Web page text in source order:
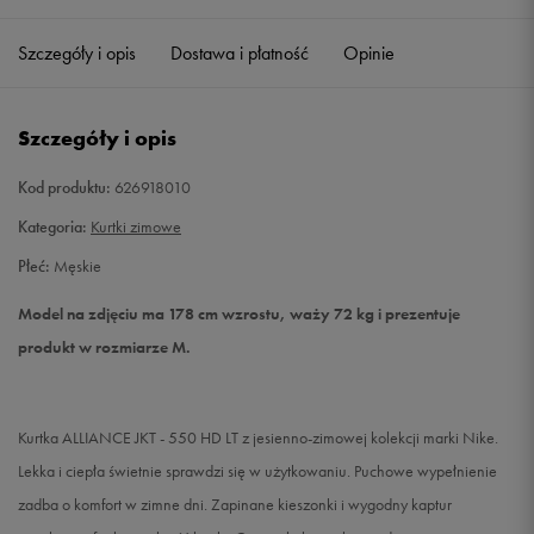
M Powiadom o dostępności
XXL Powiadom o dostępności
Szczegóły i opis Dostawa i płatność Opinie
Szczegóły i opis
Kod produktu: 626918010
Kategoria: Kurtki zimowe
Płeć: Męskie
Model na zdjęciu ma 178 cm wzrostu, waży 72 kg i prezentuje
produkt w rozmiarze M.
Kurtka ALLIANCE JKT - 550 HD LT z jesienno-zimowej kolekcji marki Nike.
Lekka i ciepła świetnie sprawdzi się w użytkowaniu. Puchowe wypełnienie
zadba o komfort w zimne dni. Zapinane kieszonki i wygodny kaptur